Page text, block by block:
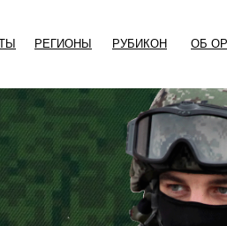
ОБ
РЕГИОНЫ РУБИКОН